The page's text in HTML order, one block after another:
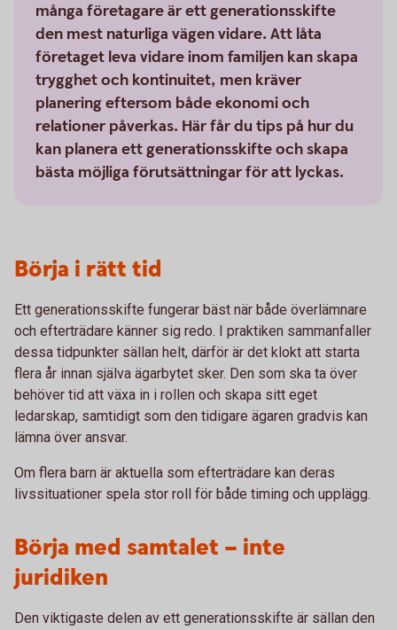
många företagare är ett generationsskifte
den mest naturliga vägen vidare. Att låta
företaget leva vidare inom familjen kan skapa
trygghet och kontinuitet, men kräver
planering eftersom både ekonomi och
relationer påverkas. Här får du tips på hur du
kan planera ett generationsskifte och skapa
bästa möjliga förutsättningar för att lyckas.
Börja i rätt tid
Ett generationsskifte fungerar bäst när både överlämnare
och efterträdare känner sig redo. I praktiken sammanfaller
dessa tidpunkter sällan helt, därför är det klokt att starta
flera år innan själva ägarbytet sker. Den som ska ta över
behöver tid att växa in i rollen och skapa sitt eget
ledarskap, samtidigt som den tidigare ägaren gradvis kan
lämna över ansvar.
Om flera barn är aktuella som efterträdare kan deras
livssituationer spela stor roll för både timing och upplägg.
Börja med samtalet – inte
juridiken
Den viktigaste delen av ett generationsskifte är sällan den